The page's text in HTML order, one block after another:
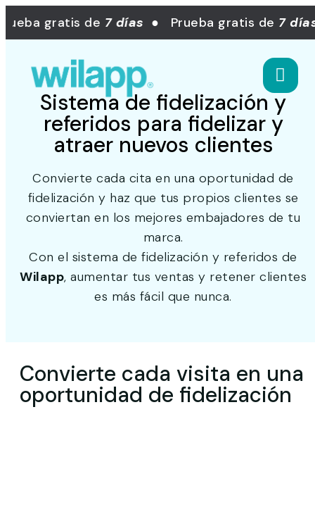
gratis de7 días ● Prueba gratis de7 días
Sistema de fidelización y
referidos para fidelizar y
atraer nuevos clientes
Convierte cada cita en una oportunidad de
fidelización y haz que tus propios clientes se
conviertan en los mejores embajadores de tu
marca.
Con el sistema de fidelización y referidos de
Wilapp, aumentar tus ventas y retener clientes
es más fácil que nunca.
Convierte cada visita en una
oportunidad de fidelización